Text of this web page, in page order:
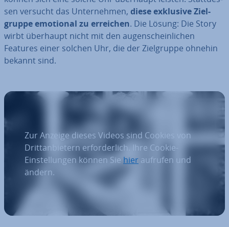
sen versucht das Un­ter­neh­men, diese exklusive Ziel­
grup­pe emotional zu erreichen. Die Lösung: Die Story
wirbt überhaupt nicht mit den au­gen­schein­li­chen
Features einer solchen Uhr, die der Ziel­grup­pe ohnehin
bekannt sind.
Zur Anzeige dieses Videos sind Cookies von
Drittanbietern erforderlich. Ihre Cookie-
Einstellungen können Sie hier aufrufen und
ändern.